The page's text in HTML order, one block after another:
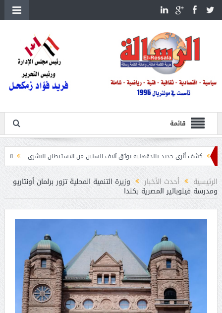
قائمة
جديد بالدقهلية يوثق آلاف السنين من الاستيطان البشرى اتحاد الكرة يطلب استضافة أمم
الرئيسية أحدث الأخبار وزيرة التنمية المحلية تزور برلمان أونتاريو
ومدرسة فيلوباتير المصرية بكندا